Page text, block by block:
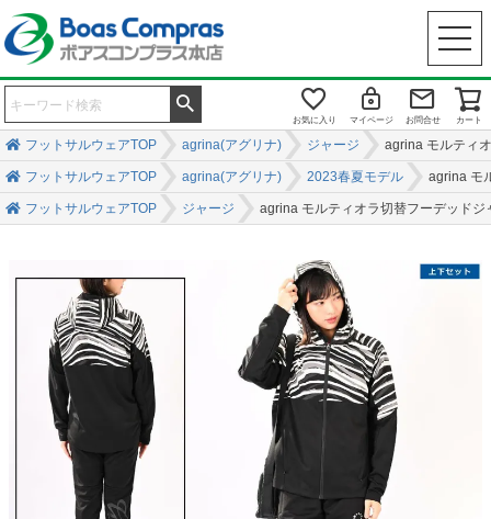
お気に入り マイページ お問合せ カート
フットサルウェアTOP agrina(アグリナ) ジャージ agrina モルティ
フットサルウェアTOP agrina(アグリナ) 2023春夏モデル agrina モ
フットサルウェアTOP ジャージ agrina モルティオラ切替フーデッド